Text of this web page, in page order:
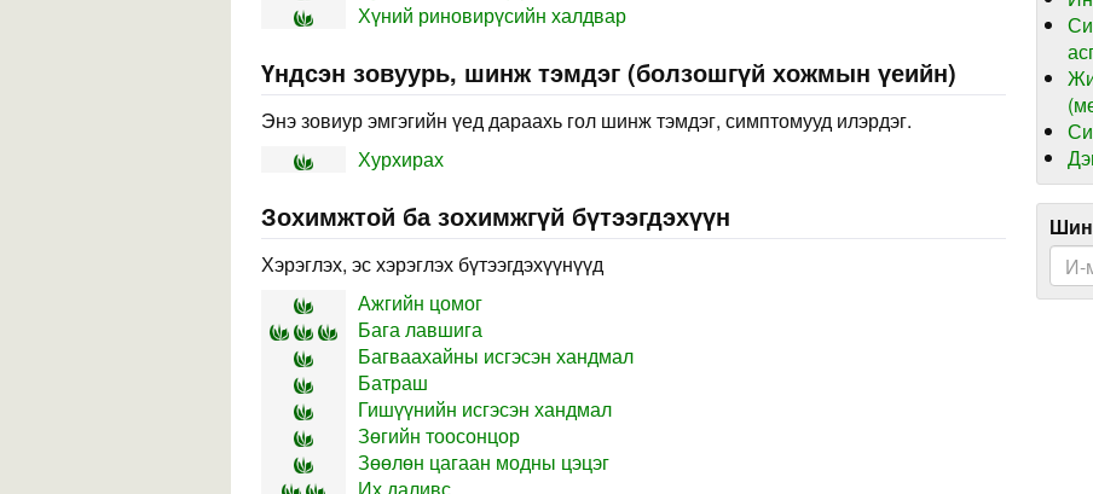
Хүний риновирүсийн халдвар
Үндсэн зовуурь, шинж тэмдэг (болзошгүй хожмын үеийн)
Энэ зовиур эмгэгийн үед дараахь гол шинж тэмдэг, симптомууд илэрдэг.
Хурхирах
Зохимжтой ба зохимжгүй бүтээгдэхүүн
Хэрэглэх, эс хэрэглэх бүтээгдэхүүнүүд
Ажгийн цомог
Бага лавшига
Багваахайны исгэсэн хандмал
Батраш
Гишүүнийн исгэсэн хандмал
Зөгийн тоосонцор
Зөөлөн цагаан модны цэцэг